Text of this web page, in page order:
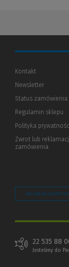
Kontakt
Newsletter
Status zamówienia
Regulamin sklepu
Polityka
Zwrot lub
zamówienia
Zarządzaj
22 535 88
Jesteśmy do